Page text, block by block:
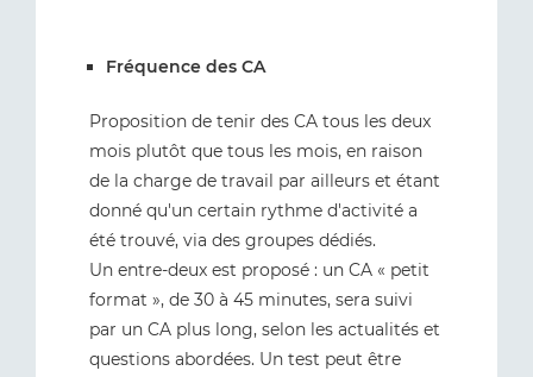
Fréquence des CA
Proposition de tenir des CA tous les deux
mois plutôt que tous les mois, en raison
de la charge de travail par ailleurs et étant
donné qu'un certain rythme d'activité a
été trouvé, via des groupes dédiés.
Un entre-deux est proposé : un CA « petit
format », de 30 à 45 minutes, sera suivi
par un CA plus long, selon les actualités et
questions abordées. Un test peut être